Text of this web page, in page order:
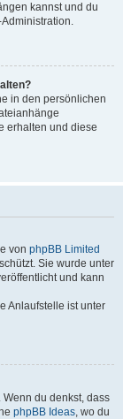
kannst und du
in den persönlichen
erhalten und diese
von phpBB Limited
Sie wurde unter
und kann
Anlaufstelle ist unter
du denkst, dass
phpBB Ideas, wo du